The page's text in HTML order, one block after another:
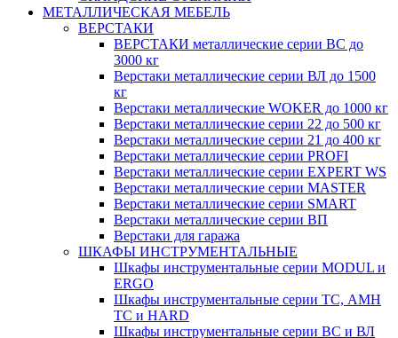
МЕТАЛЛИЧЕСКАЯ МЕБЕЛЬ
ВЕРСТАКИ
ВЕРСТАКИ металлические серии ВС до
3000 кг
Верстаки металлические серии ВЛ до 1500
кг
Верстаки металлические WOKER до 1000 кг
Верстаки металлические серии 22 до 500 кг
Верстаки металлические серии 21 до 400 кг
Верстаки металлические серии PROFI
Верстаки металлические серии EXPERT WS
Верстаки металлические серии MASTER
Верстаки металлические серии SMART
Верстаки металлические серии ВП
Верстаки для гаража
ШКАФЫ ИНСТРУМЕНТАЛЬНЫЕ
Шкафы инструментальные серии MODUL и
ERGO
Шкафы инструментальные серии ТС, АМН
ТС и HARD
Шкафы инструментальные серии ВС и ВЛ